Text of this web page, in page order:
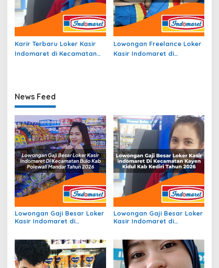
Karir Terbaru Loker Kasir
Indomaret di Kecamatan
Lowongan Freelance Loker
Kasir Indomaret di
News Feed
Lowongan Gaji Besar Loker
Kasir Indomaret di
2026
Lowongan Gaji Besar Loker
Kasir Indomaret di